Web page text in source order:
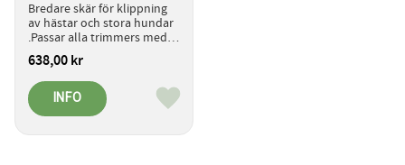
Bredare skär för klippning
av hästar och stora hundar
.Passar alla trimmers med
snabbkoppling för skäret.
638,00kr
Lägg till i favoriter
INFO